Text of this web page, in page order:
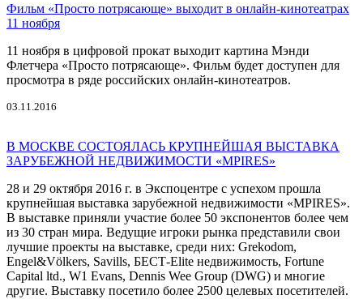
Фильм «Просто потрясающе» выходит в онлайн-кинотеатрах
11 ноября
11 ноября в цифровой прокат выходит картина Мэнди
Флетчера «Просто потрясающе». Фильм будет доступен для
просмотра в ряде российских онлайн-кинотеатров.
03.11.2016
В МОСКВЕ СОСТОЯЛАСЬ КРУПНЕЙШАЯ ВЫСТАВКА
ЗАРУБЕЖНОЙ НЕДВИЖИМОСТИ «MPIRES»
28 и 29 октября 2016 г. в Экспоцентре с успехом прошла
крупнейшая выставка зарубежной недвижимости «MPIRES».
В выставке приняли участие более 50 экспонентов более чем
из 30 стран мира. Ведущие игроки рынка представили свои
лучшие проекты на выставке, среди них: Grekodom,
Engel&Völkers, Savills, БЕСТ-Elite недвижимость, Fortune
Сapital ltd., W1 Evans, Dennis Wee Group (DWG) и многие
другие. Выставку посетило более 2500 целевых посетителей.